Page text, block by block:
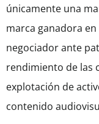
únicamente una
marca ganadora
negociador ante
rendimiento de las
explotación de
contenido